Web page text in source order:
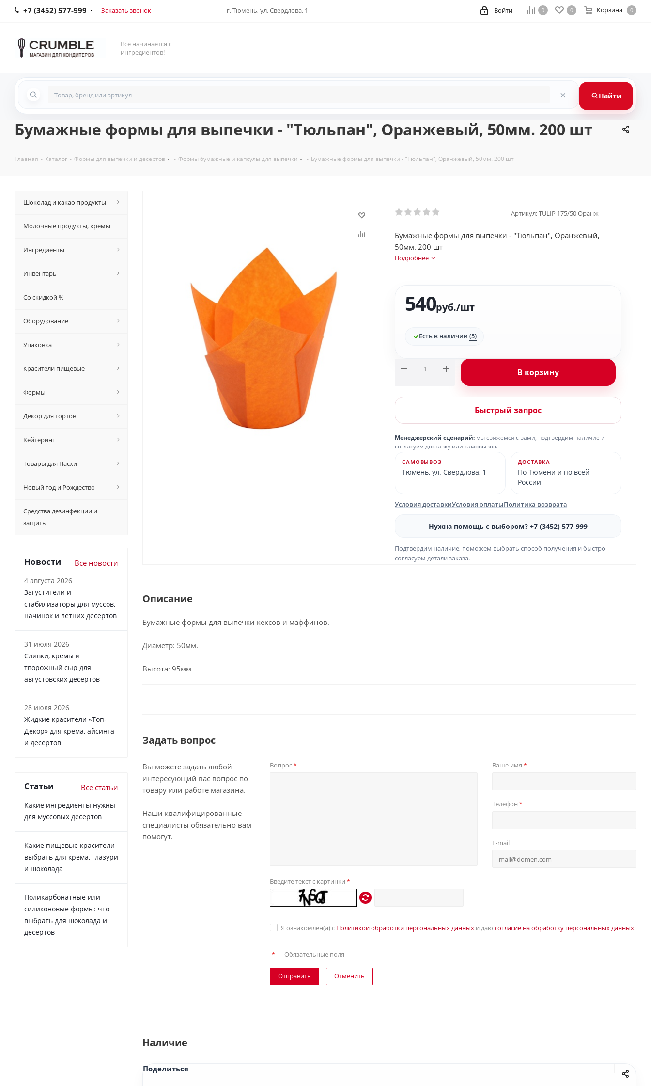
+7 (3452) 577-999 Заказать звонок г. Тюмень, ул. Свердлова, 1 0 0 Корзина 0
Войти
Все начинается с
ингредиентов!
× Найти
Бумажные формы для выпечки - "Тюльпан", Оранжевый, 50мм. 200 шт
Главная - Каталог - Формы для выпечки и десертов - Формы бумажные и капсулы для выпечки - Бумажные формы для выпечки - "Тюльпан", Оранжевый, 50мм. 200 шт
Артикул:TULIP 175/50 Оранж
Бумажные формы для выпечки - "Тюльпан", Оранжевый,
50мм. 200 шт
Подробнее
540руб./шт
Есть в наличии (5)
В корзину
Быстрый запрос
Менеджерский сценарий: мы свяжемся с вами, подтвердим наличие и
согласуем доставку или самовывоз.
САМОВЫВОЗ
Тюмень, ул. Свердлова, 1
ДОСТАВКА
По Тюмени и по всей
России
Условия доставкиУсловия оплатыПолитика возврата
Нужна помощь с выбором? +7 (3452) 577-999
Подтвердим наличие, поможем выбрать способ получения и быстро
согласуем детали заказа.
Описание
Бумажные формы для выпечки кексов и маффинов.
Диаметр: 50мм.
Высота: 95мм.
Задать вопрос
Вы можете задать любой
интересующий вас вопрос по
товару или работе магазина.
Наши квалифицированные
специалисты обязательно вам
помогут.
Вопрос* Ваше имя *
Телефон *
E-mail
Введите текст с картинки *
Я ознакомлен(а) с Политикой обработки персональных данныхи даю согласие на обработку персональных данных
* — Обязательные поля
Отправить Отменить
Наличие
Поделиться
Шоколад и какао продукты
Молочные продукты, кремы
Ингредиенты
Инвентарь
Со скидкой %
Оборудование
Упаковка
Красители пищевые
Формы
Декор для тортов
Кейтеринг
Товары для Пасхи
Новый год и Рождество
Средства дезинфекции и
защиты
Новости Все новости
4 августа 2026
Загустители и
стабилизаторы для муссов,
начинок и летних десертов
31 июля 2026
Сливки, кремы и
творожный сыр для
августовских десертов
28 июля 2026
Жидкие красители «Топ-
Декор» для крема, айсинга
и десертов
Статьи Все статьи
Какие ингредиенты нужны
для муссовых десертов
Какие пищевые красители
выбрать для крема, глазури
и шоколада
Поликарбонатные или
силиконовые формы: что
выбрать для шоколада и
десертов